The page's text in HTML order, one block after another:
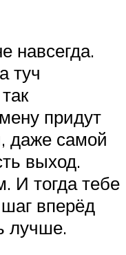
навсегда.
туч
придут
даже самой
выход.
И тогда тебе
вперёд
лучше.